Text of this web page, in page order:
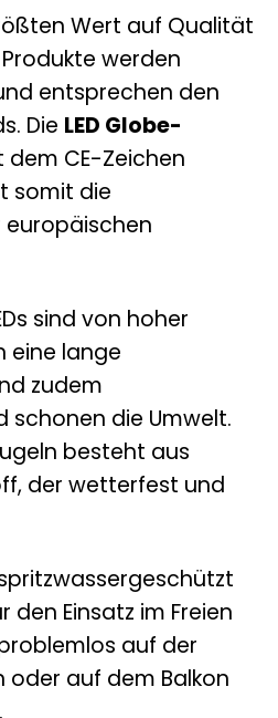
Wert auf Qualität
werden
entsprechen den
Die LED Globe-
dem CE-Zeichen
somit die
sind von hoher
eine lange
zudem
schonen die Umwelt.
besteht aus
der wetterfest und
den Einsatz im Freien
auf der
oder auf dem Balkon